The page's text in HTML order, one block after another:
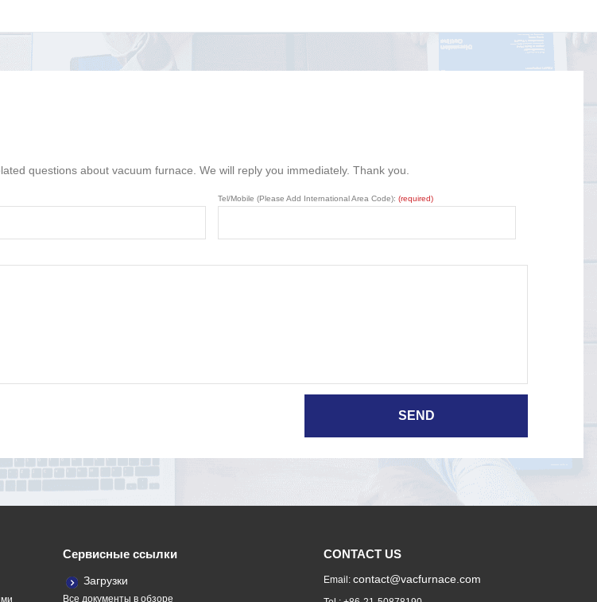
questions about vacuum furnace. We will reply you immediately. Thank you.
Tel/Mobile (Please Add International Area Code): (required)
Сервисные ссылки
Загрузки
Все документы в обзоре
CONTACT US
Email: contact@vacfurnace.com